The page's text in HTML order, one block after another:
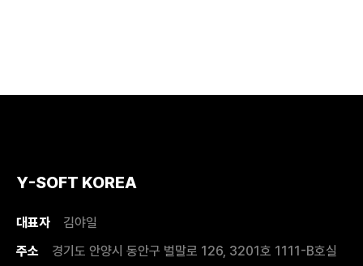
Y-SOFT KOREA
대표자
김야일
주소
경기도 안양시 동안구 벌말로 126, 3201호 1111-B호실